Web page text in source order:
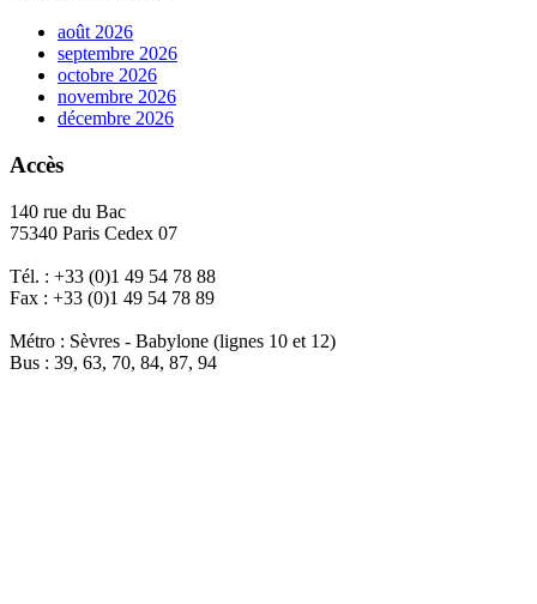
août 2026
septembre 2026
octobre 2026
novembre 2026
décembre 2026
Accès
140 rue du Bac
75340 Paris Cedex 07
Tél. : +33 (0)1 49 54 78 88
Fax : +33 (0)1 49 54 78 89
Métro : Sèvres - Babylone (lignes 10 et 12)
Bus : 39, 63, 70, 84, 87, 94